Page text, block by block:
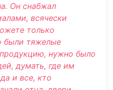
Он снабжал
всячески
только
были тяжелые
нужно было
думать, где им
и все, кто